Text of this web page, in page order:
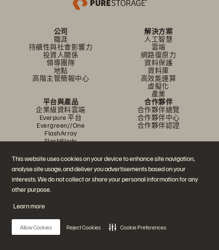
This website uses cookies on your device to enhance site navigation,
analyse site usage, and deliver you advertisements based on your
interests. We do not collect or share your personal information for any
other purpose.
Learn more
Allow Cookies Reject Cookies Cookie Preferences
公司
職涯
持續性與社會影響力
投資人關係
領導團隊
地點
高階主管簡報中心
解決方案
人工智慧
雲端
網路復原力
資料保護
資料庫
高效能運算
虛擬化
產業
平台與產品
企業級資料雲端
Everpure 平台
Evergreen//One
FlashArray
FlashBlade
即時企業級檔案
合作夥伴
合作夥伴總覽
合作夥伴中心
合作夥伴認證
資源
示範
活動和線上研討會
客戶成功案例
客戶社群
知識文章
聯繫我們
業務連絡方式